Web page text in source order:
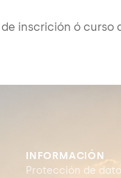
INFORMACIÓN
Protección de